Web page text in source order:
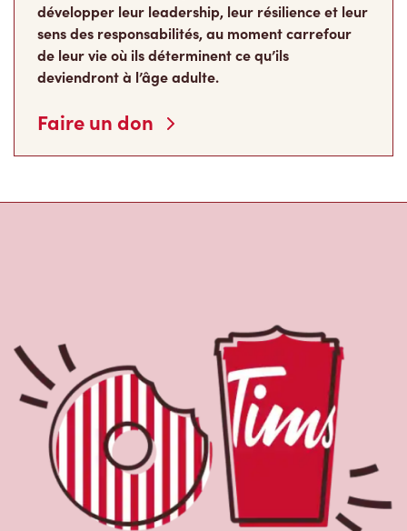
développer leur leadership, leur résilience et leur
sens des responsabilités, au moment carrefour
de leur vie où ils déterminent ce qu’ils
deviendront à l’âge adulte.
Faire un don